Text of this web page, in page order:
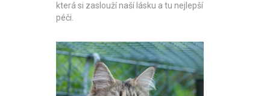
která si zaslouží naší lásku a tu nejlepší
péči.